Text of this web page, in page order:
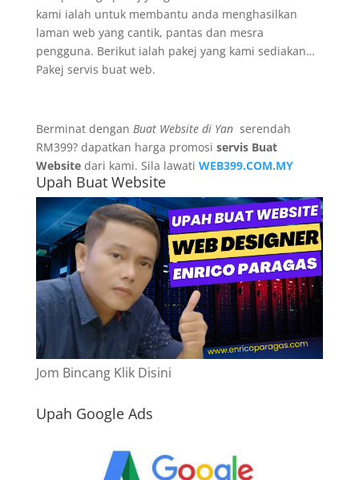
kami ialah untuk membantu anda menghasilkan
laman web yang cantik, pantas dan mesra
pengguna. Berikut ialah pakej yang kami sediakan…
Pakej servis buat web.
Berminat dengan Buat Website di Yan serendah
RM399? dapatkan harga promosi servis Buat
Websitedari kami. Sila lawati WEB399.COM.MY
Upah Buat Website
Jom Bincang Klik Disini
Upah Google Ads